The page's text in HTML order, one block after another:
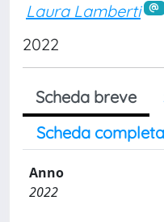
Laura Lamberti
2022
Scheda breve
Scheda
Anno
2022